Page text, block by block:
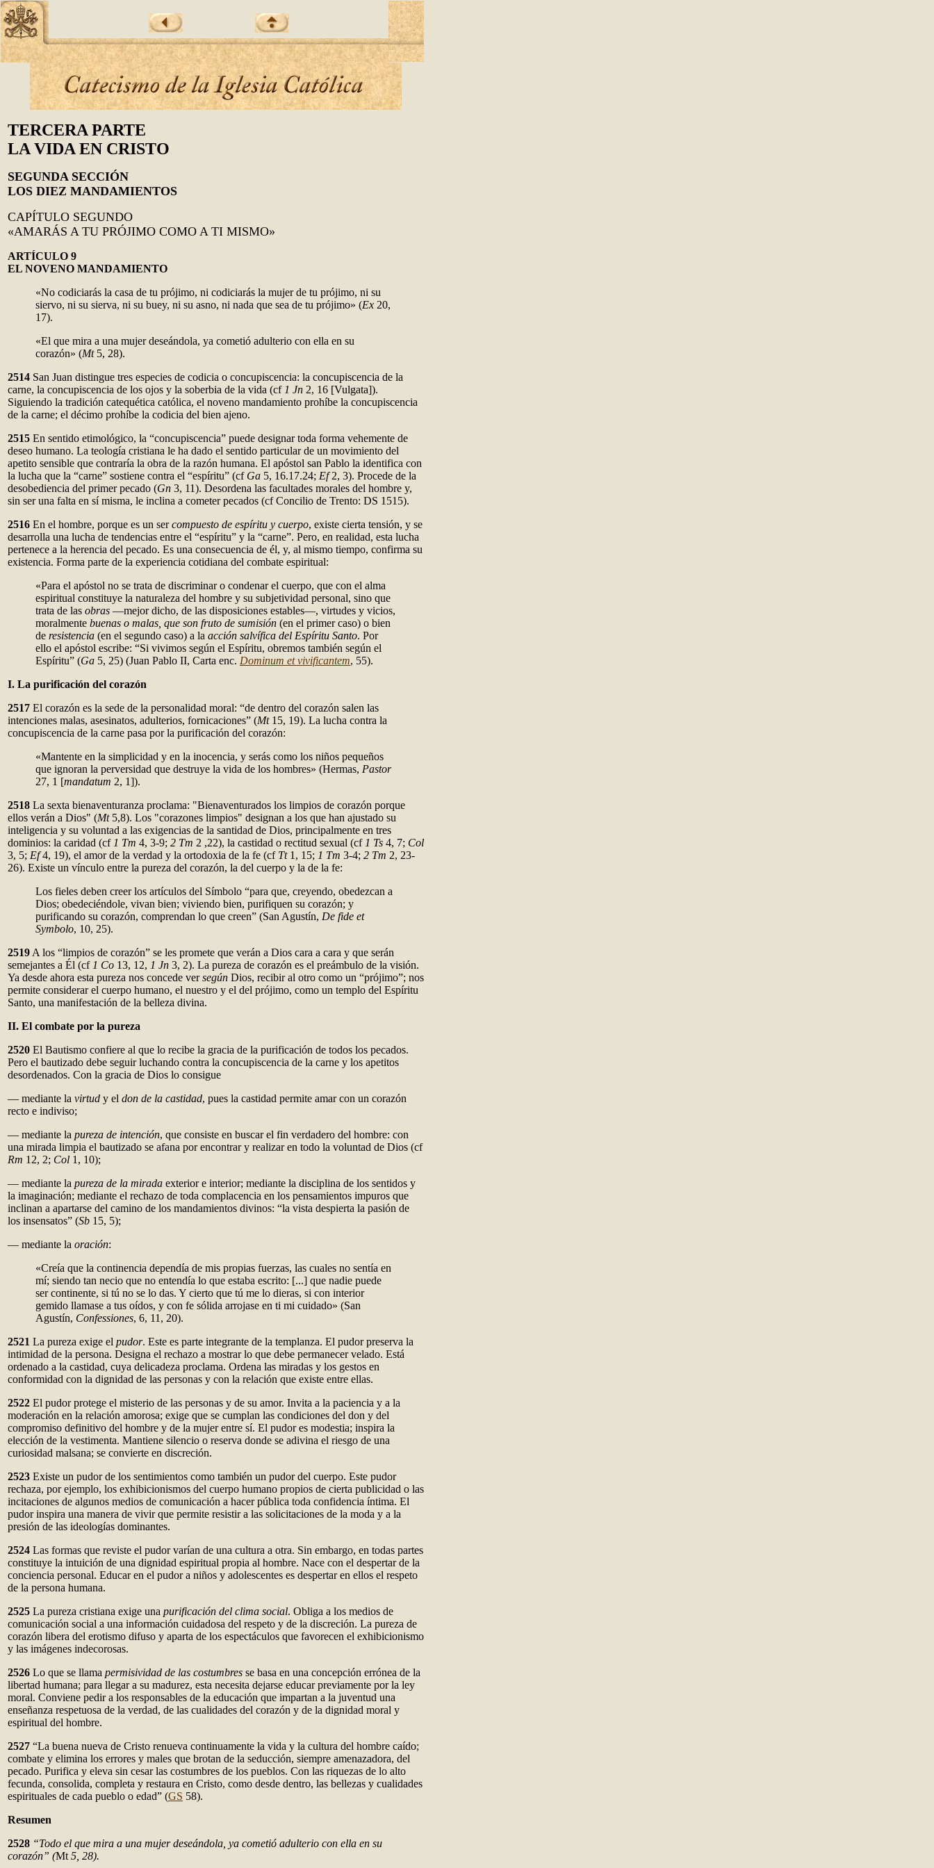
TERCERA PARTE
LA VIDA EN CRISTO
SEGUNDA SECCIÓN
LOS DIEZ MANDAMIENTOS
CAPÍTULO SEGUNDO
«AMARÁS A TU PRÓJIMO COMO A TI MISMO»
ARTÍCULO 9
EL NOVENO MANDAMIENTO
«No codiciarás la casa de tu prójimo, ni codiciarás la mujer de tu prójimo, ni su
siervo, ni su sierva, ni su buey, ni su asno, ni nada que sea de tu prójimo» (Ex 20,
17).
«El que mira a una mujer deseándola, ya cometió adulterio con ella en su
corazón» (Mt5, 28).
2514 San Juan distingue tres especies de codicia o concupiscencia: la concupiscencia de la
carne, la concupiscencia de los ojos y la soberbia de la vida (cf 1 Jn 2, 16 [Vulgata]).
Siguiendo la tradición catequética católica, el noveno mandamiento prohíbe la concupiscencia
de la carne; el décimo prohíbe la codicia del bien ajeno.
2515 En sentido etimológico, la “concupiscencia” puede designar toda forma vehemente de
deseo humano. La teología cristiana le ha dado el sentido particular de un movimiento del
apetito sensible que contraría la obra de la razón humana. El apóstol san Pablo la identifica con
la lucha que la “carne” sostiene contra el “espíritu” (cf Ga 5, 16.17.24; Ef2, 3). Procede de la
desobediencia del primer pecado (Gn 3, 11). Desordena las facultades morales del hombre y,
sin ser una falta en sí misma, le inclina a cometer pecados (cf Concilio de Trento: DS 1515).
2516 En el hombre, porque es un sercompuesto de espíritu y cuerpo, existe cierta tensión, y se
desarrolla una lucha de tendencias entre el “espíritu” y la “carne”. Pero, en realidad, esta lucha
pertenece a la herencia del pecado. Es una consecuencia de él, y, al mismo tiempo, confirma su
existencia. Forma parte de la experiencia cotidiana del combate espiritual:
«Para el apóstol no se trata de discriminar o condenar el cuerpo, que con el alma
espiritual constituye la naturaleza del hombre y su subjetividad personal, sino que
trata de las obras —mejor dicho, de las disposiciones estables—, virtudes y vicios,
moralmente buenas o malas, que son fruto de sumisión (en el primer caso) o bien
de resistencia (en el segundo caso) a la acción salvífica del Espíritu Santo. Por
ello el apóstol escribe: “Si vivimos según el Espíritu, obremos también según el
Espíritu” (Ga 5, 25) (Juan Pablo II, Carta enc. Dominum et vivificantem, 55).
I. La purificación del corazón
2517 El corazón es la sede de la personalidad moral: “de dentro del corazón salen las
intenciones malas, asesinatos, adulterios, fornicaciones” (Mt15, 19). La lucha contra la
concupiscencia de la carne pasa por la purificación del corazón:
«Mantente en la simplicidad y en la inocencia, y serás como los niños pequeños
que ignoran la perversidad que destruye la vida de los hombres» (Hermas, Pastor
27, 1 [mandatum 2, 1]).
2518 La sexta bienaventuranza proclama: "Bienaventurados los limpios de corazón porque
ellos verán a Dios" (Mt5,8). Los "corazones limpios" designan a los que han ajustado su
inteligencia y su voluntad a las exigencias de la santidad de Dios, principalmente en tres
dominios: la caridad (cf 1 Tm 4, 3-9; 2 Tm 2 ,22), la castidad o rectitud sexual (cf 1 Ts 4, 7; Col
3, 5; Ef4, 19), el amor de la verdad y la ortodoxia de la fe (cf Tt1, 15; 1 Tm 3-4; 2 Tm 2, 23-
26). Existe un vínculo entre la pureza del corazón, la del cuerpo y la de la fe:
Los fieles deben creer los artículos del Símbolo “para que, creyendo, obedezcan a
Dios; obedeciéndole, vivan bien; viviendo bien, purifiquen su corazón; y
purificando su corazón, comprendan lo que creen” (San Agustín, De fide et
Symbolo, 10, 25).
2519 A los “limpios de corazón” se les promete que verán a Dios cara a cara y que serán
semejantes a Él (cf 1 Co 13, 12, 1 Jn 3, 2). La pureza de corazón es el preámbulo de la visión.
Ya desde ahora esta pureza nos concede versegún Dios, recibir al otro como un “prójimo”; nos
permite considerar el cuerpo humano, el nuestro y el del prójimo, como un templo del Espíritu
Santo, una manifestación de la belleza divina.
II. El combate por la pureza
2520 El Bautismo confiere al que lo recibe la gracia de la purificación de todos los pecados.
Pero el bautizado debe seguir luchando contra la concupiscencia de la carne y los apetitos
desordenados. Con la gracia de Dios lo consigue
— mediante la virtud y el don de la castidad, pues la castidad permite amar con un corazón
recto e indiviso;
— mediante la pureza de intención, que consiste en buscar el fin verdadero del hombre: con
una mirada limpia el bautizado se afana por encontrar y realizar en todo la voluntad de Dios (cf
Rm 12, 2; Col 1, 10);
— mediante la pureza de la mirada exterior e interior; mediante la disciplina de los sentidos y
la imaginación; mediante el rechazo de toda complacencia en los pensamientos impuros que
inclinan a apartarse del camino de los mandamientos divinos: “la vista despierta la pasión de
los insensatos” (Sb 15, 5);
— mediante la oración:
«Creía que la continencia dependía de mis propias fuerzas, las cuales no sentía en
mí; siendo tan necio que no entendía lo que estaba escrito: [...] que nadie puede
ser continente, si tú no se lo das. Y cierto que tú me lo dieras, si con interior
gemido llamase a tus oídos, y con fe sólida arrojase en ti mi cuidado» (San
Agustín, Confessiones, 6, 11, 20).
2521 La pureza exige el pudor. Este es parte integrante de la templanza. El pudor preserva la
intimidad de la persona. Designa el rechazo a mostrar lo que debe permanecer velado. Está
ordenado a la castidad, cuya delicadeza proclama. Ordena las miradas y los gestos en
conformidad con la dignidad de las personas y con la relación que existe entre ellas.
2522 El pudor protege el misterio de las personas y de su amor. Invita a la paciencia y a la
moderación en la relación amorosa; exige que se cumplan las condiciones del don y del
compromiso definitivo del hombre y de la mujer entre sí. El pudor es modestia; inspira la
elección de la vestimenta. Mantiene silencio o reserva donde se adivina el riesgo de una
curiosidad malsana; se convierte en discreción.
2523 Existe un pudor de los sentimientos como también un pudor del cuerpo. Este pudor
rechaza, por ejemplo, los exhibicionismos del cuerpo humano propios de cierta publicidad o las
incitaciones de algunos medios de comunicación a hacer pública toda confidencia íntima. El
pudor inspira una manera de vivir que permite resistir a las solicitaciones de la moda y a la
presión de las ideologías dominantes.
2524 Las formas que reviste el pudor varían de una cultura a otra. Sin embargo, en todas partes
constituye la intuición de una dignidad espiritual propia al hombre. Nace con el despertar de la
conciencia personal. Educar en el pudor a niños y adolescentes es despertar en ellos el respeto
de la persona humana.
2525 La pureza cristiana exige una purificación del clima social. Obliga a los medios de
comunicación social a una información cuidadosa del respeto y de la discreción. La pureza de
corazón libera del erotismo difuso y aparta de los espectáculos que favorecen el exhibicionismo
y las imágenes indecorosas.
2526 Lo que se llama permisividad de las costumbres se basa en una concepción errónea de la
libertad humana; para llegar a su madurez, esta necesita dejarse educar previamente por la ley
moral. Conviene pedir a los responsables de la educación que impartan a la juventud una
enseñanza respetuosa de la verdad, de las cualidades del corazón y de la dignidad moral y
espiritual del hombre.
2527 “La buena nueva de Cristo renueva continuamente la vida y la cultura del hombre caído;
combate y elimina los errores y males que brotan de la seducción, siempre amenazadora, del
pecado. Purifica y eleva sin cesar las costumbres de los pueblos. Con las riquezas de lo alto
fecunda, consolida, completa y restaura en Cristo, como desde dentro, las bellezas y cualidades
espirituales de cada pueblo o edad” (GS 58).
Resumen
2528 “Todo el que mira a una mujer deseándola, ya cometió adulterio con ella en su
corazón” (Mt 5, 28).